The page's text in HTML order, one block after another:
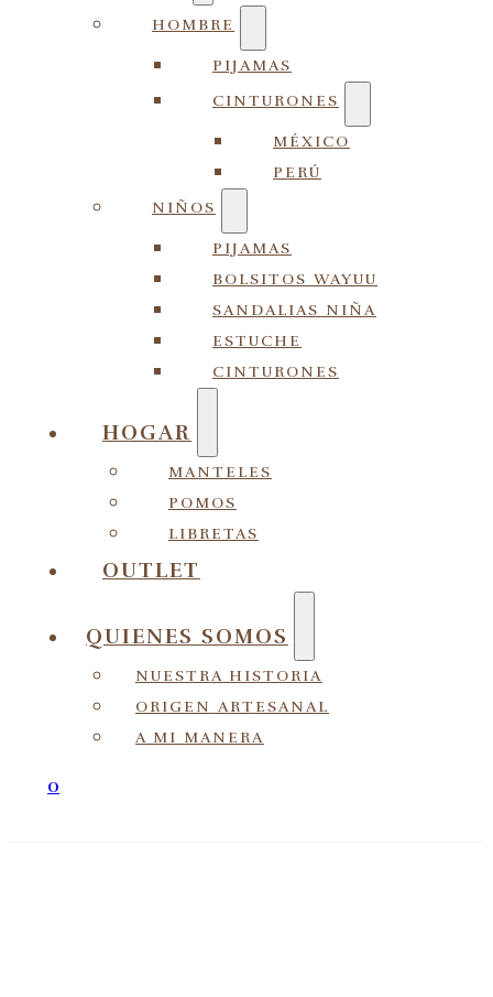
HOMBRE
PIJAMAS
CINTURONES
MÉXICO
PERÚ
NIÑOS
PIJAMAS
BOLSITOS WAYUU
SANDALIAS NIÑA
ESTUCHE
CINTURONES
HOGAR
MANTELES
POMOS
LIBRETAS
OUTLET
QUIENES SOMOS
NUESTRA HISTORIA
ORIGEN ARTESANAL
A MI MANERA
0